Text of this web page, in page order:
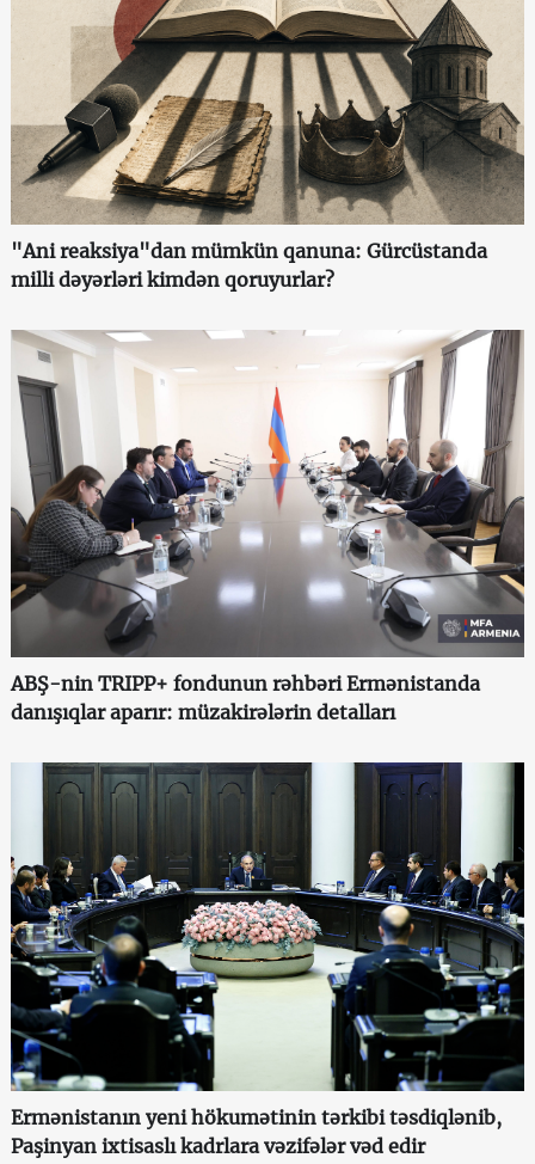
"Ani reaksiya"dan mümkün qanuna: Gürcüstanda
milli dəyərləri kimdən qoruyurlar?
ABŞ-nin TRIPP+ fondunun rəhbəri Ermənistanda
danışıqlar aparır: müzakirələrin detalları
Ermənistanın yeni hökumətinin tərkibi təsdiqlənib,
Paşinyan ixtisaslı kadrlara vəzifələr vəd edir